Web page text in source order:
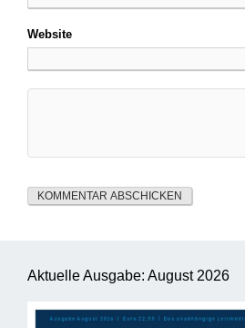
Website
Aktuelle Ausgabe: August 2026